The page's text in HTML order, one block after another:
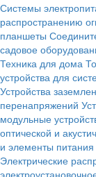
Системы
распространению
планшеты
садовое
Техника для дома
устройства для
Устройства
перенапряжений
модульные
оптической и
и элементы питания
Электрические